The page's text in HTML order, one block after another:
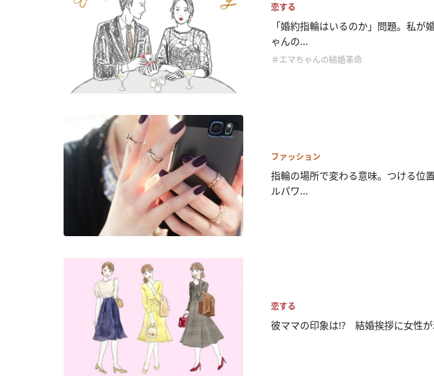
恋する
「婚約指輪はいるのか」問題。私
ゃんの...
＃エマちゃんの結婚革命
ファッション
指輪の場所で変わる意味。つける位
ルパワ...
恋する
彼ママの印象は!? 結婚挨拶に女性が